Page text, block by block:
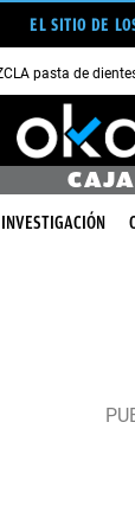
EL SITIO DE
pasta de
INVESTIGACIÓN